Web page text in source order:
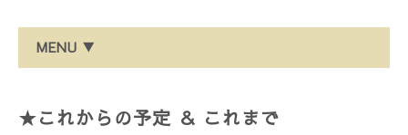
MENU ▼
★これからの予定 ＆ これまで